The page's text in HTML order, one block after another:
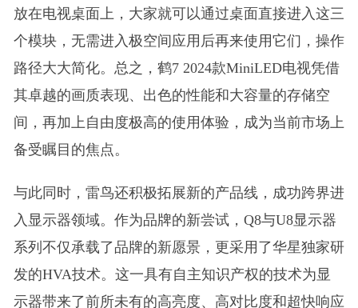
放在电视桌面上，大家就可以通过桌面直接进入这三
个模块，无需进入极空间应用后再来使用它们，操作
路径大大简化。总之，鹤7 2024款MiniLED电视凭借
其卓越的画质表现、出色的性能和大容量的存储空
间，再加上自由度极高的使用体验，成为当前市场上
备受瞩目的焦点。
与此同时，雷鸟还积极拓展新的产品线，成功跨界进
入显示器领域。作为品牌的新尝试，Q8与U8显示器
系列不仅承载了品牌的新愿景，更采用了华星独家研
发的HVA技术。这一具有自主知识产权的技术为显
示器带来了前所未有的高亮度、高对比度和超快响应